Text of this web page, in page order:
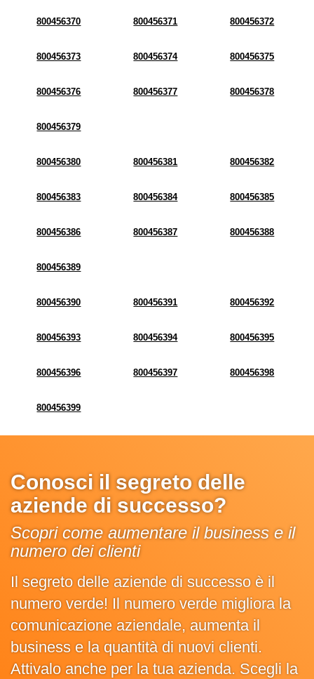
800456370 800456371 800456372
800456373 800456374 800456375
800456376 800456377 800456378
800456379
800456380 800456381 800456382
800456383 800456384 800456385
800456386 800456387 800456388
800456389
800456390 800456391 800456392
800456393 800456394 800456395
800456396 800456397 800456398
800456399
Conosci il segreto delle
aziende di successo?
Scopri come aumentare il business e il
numero dei clienti
Il segreto delle aziende di successo è il
numero verde! Il numero verde migliora la
comunicazione aziendale, aumenta il
business e la quantità di nuovi clienti.
Attivalo anche per la tua azienda. Scegli la